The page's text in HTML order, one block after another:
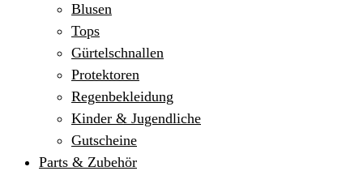
Blusen
Tops
Gürtelschnallen
Protektoren
Regenbekleidung
Kinder & Jugendliche
Gutscheine
Parts & Zubehör